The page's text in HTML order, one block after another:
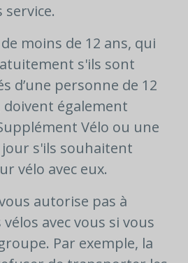
moins de 12 ans, qui
s'ils sont
d’une personne de 12
doivent également
Vélo ou une
jour s'ils souhaitent
vélo avec eux.
autorise pas à
avec vous si vous
Par exemple, la